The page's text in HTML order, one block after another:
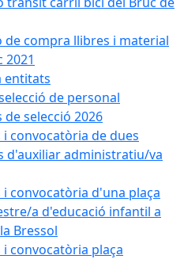
de compra llibres i material
entitats
de personal
de selecció 2026
i convocatòria de dues
d'auxiliar administratiu/va
i convocatòria d'una plaça
a d'educació infantil a
Bressol
i convocatòria plaça